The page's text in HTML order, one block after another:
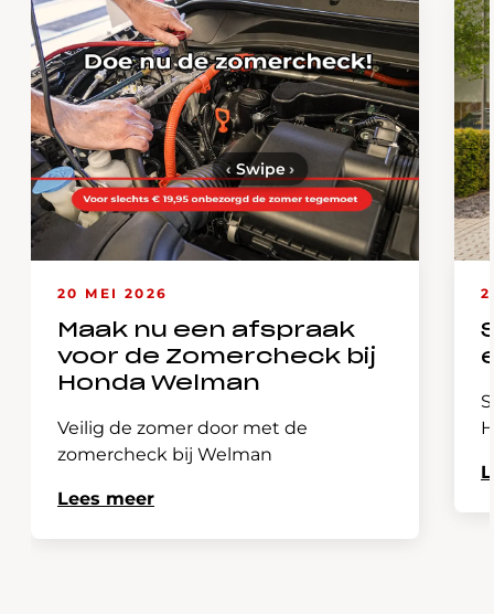
20 MEI 2026
Maak nu een afspraak
voor de Zomercheck bij
Honda Welman
Veilig de zomer door met de
zomercheck bij Welman
Lees meer
‹ Swipe›